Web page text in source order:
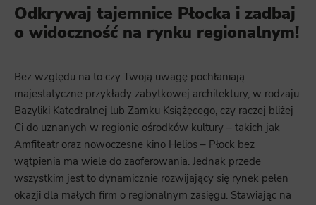
Marketing
Scope responsible for displaying personalized ads that may be of interest to the user based on browsing history and
habits and demographic criteria. Also, third-party files that, in conjunction with files installed while browsing other
websites, profile the user, providing him or her with the marketing, advertising and retargeting content deemed most
Odkrywaj tajemnice Płocka i zadbaj
o widoczność na rynku regionalnym!
Bez względu na to czy Twoją uwagę pochłaniają
majestatyczne przykłady zabytkowej architektury, w rodzaju
Bazyliki Katedralnej lub Zamku Książęcego, czy raczej bliżej
Ci do uznanych w regionie ośrodków kultury – takich jak
Amfiteatr oraz nowoczesne kino Helios – Płock bez
wątpienia ma wiele do zaoferowania. Jednak przede
wszystkim jest to dynamicznie rozwijający się rynek pełen
okazji dla małych firm o regionalnym zasięgu. Stawiając na